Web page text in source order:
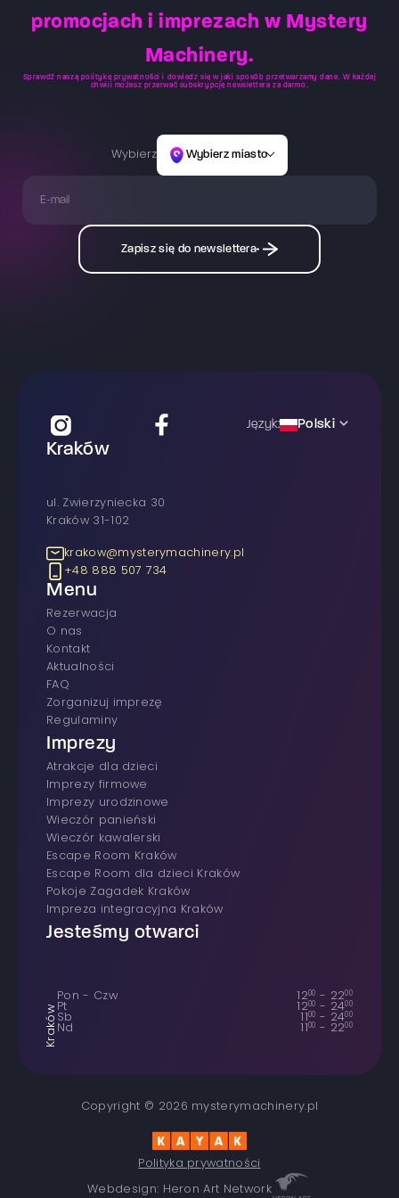
promocjach i imprezach w Mystery
Machinery.
Sprawdź naszą politykę prywatności
i dowiedz się w jaki sposób przetwarzamy dane. W każdej
chwili możesz przerwać subskrypcję newslettera za darmo.
Wybierz Wybierz miasto
Zapisz się do newslettera
Język: Polski
Kraków
ul. Zwierzyniecka 30
Kraków 31-102
krakow@mysterymachinery.pl
+48 888 507 734
Menu
rezerwacja
O nas
Kontakt
Aktualności
FAQ
Zorganizuj imprezę
Regulaminy
Imprezy
atrakcje dla dzieci
imprezy firmowe
Imprezy urodzinowe
wieczór panieński
wieczór kawalerski
Escape Room Kraków
Escape Room dla dzieci Kraków
Pokoje Zagadek Kraków
Impreza integracyjna Kraków
Jesteśmy otwarci
Kraków
Pon - Czw 12 - 22
Pt 12 - 24
Sb 11 - 24
Nd 11 - 22
Copyright © 2026 mysterymachinery.pl
Polityka prywatności
Webdesign: Heron Art Network